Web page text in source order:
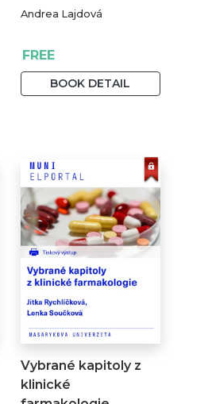
Andrea Lajdová
FREE
BOOK DETAIL
Vybrané kapitoly z
klinické